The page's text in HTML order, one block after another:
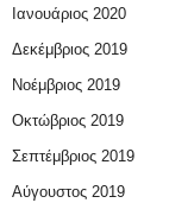
Ιανουάριος 2020
Δεκέμβριος 2019
Νοέμβριος 2019
Οκτώβριος 2019
Σεπτέμβριος 2019
Αύγουστος 2019